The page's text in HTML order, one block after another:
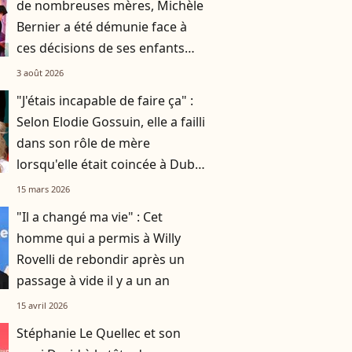
de nombreuses mères, Michèle
Bernier a été démunie face à
ces décisions de ses enfants
Charlotte et Enzo
3 août 2026
"J'étais incapable de faire ça" :
Selon Elodie Gossuin, elle a failli
dans son rôle de mère
lorsqu'elle était coincée à Dubaï
avec ses 4 enfants
15 mars 2026
"Il a changé ma vie" : Cet
homme qui a permis à Willy
Rovelli de rebondir après un
passage à vide il y a un an
15 avril 2026
Stéphanie Le Quellec et son